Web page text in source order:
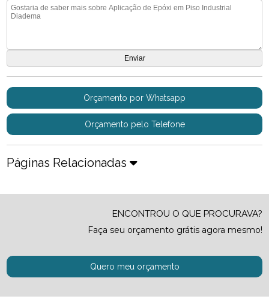
Orçamento por Whatsapp
Orçamento pelo Telefone
Páginas Relacionadas
ENCONTROU O QUE PROCURAVA?
Faça seu orçamento grátis agora mesmo!
Quero meu orçamento